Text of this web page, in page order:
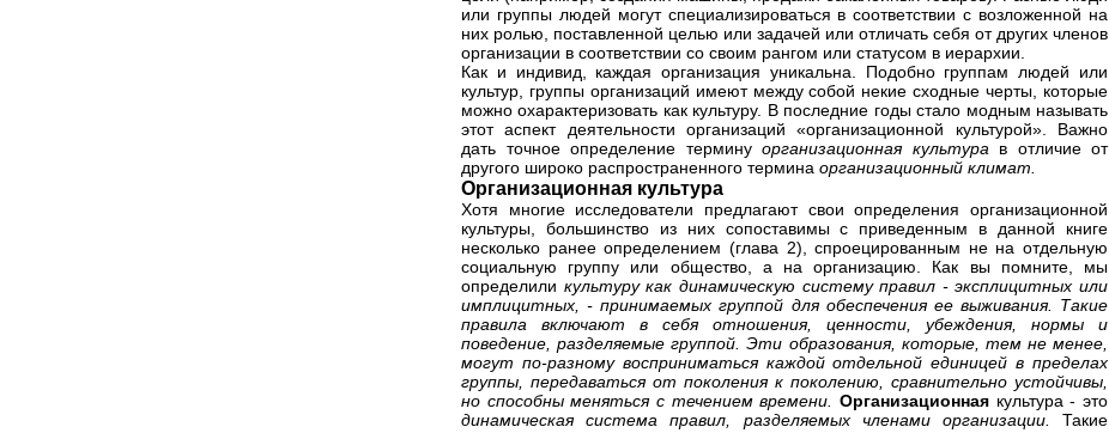
или группы людей могут специализироваться в соответствии с возложенной на
них ролью, поставленной целью или задачей или отличать себя от других членов
организации в соответствии со своим рангом или статусом в иерархии.
Как и индивид, каждая организация уникальна. Подобно группам людей или
культур, группы организаций имеют между собой некие сходные черты, которые
можно охарактеризовать как культуру. В последние годы стало модным называть
этот аспект деятельности организаций «организационной культурой». Важно
дать точное определение термину организационная культура в отличие от
другого широко распространенного термина организационный климат.
Организационная культура
Хотя многие исследователи предлагают свои определения организационной
культуры, большинство из них сопоставимы с приведенным в данной книге
несколько ранее определением (глава 2), спроецированным не на отдельную
социальную группу или общество, а на организацию. Как вы помните, мы
определили культуру как динамическую систему правил - эксплицитных или
имплицитных, - принимаемых группой для обеспечения ее выживания. Такие
правила включают в себя отношения, ценности, убеждения, нормы и
поведение, разделяемые группой. Эти образования, которые, тем не менее,
могут по-разному восприниматься каждой отдельной единицей в пределах
группы, передаваться от поколения к поколению, сравнительно устойчивы,
но способны меняться с течением времени. Организационная культура - это
динамическаясистема правил, разделяемых членами организации.Такие